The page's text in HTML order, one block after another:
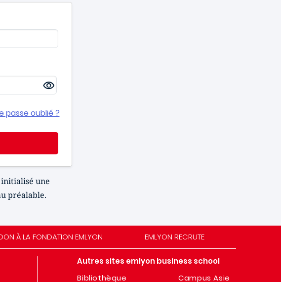
passe oublié ?
initialisé une
préalable.
À LA FONDATION EMLYON EMLYON RECRUTE
Autres sites emlyon business school
Bibliothèque
Campus Asie